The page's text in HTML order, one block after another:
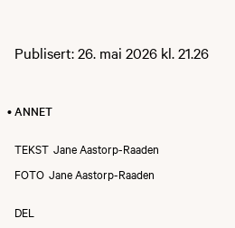
Publisert: 26. mai 2026 kl. 21.26
• ANNET
TEKST Jane Aastorp-Raaden
FOTO Jane Aastorp-Raaden
DEL